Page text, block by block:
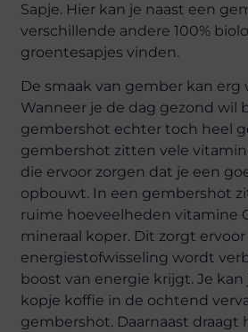
Sapje. Hier kan je naast een
verschillende andere 100%
groentesapjes vinden.
De smaak van gember kan erg
Wanneer je de dag gezond wil
gembershot echter toch heel
gembershot zitten vele
die ervoor zorgen dat je een
opbouwt. In een gembershot
ruime hoeveelheden vitamine
mineraal koper. Dit zorgt
energiestofwisseling wordt
boost van energie krijgt. Je kan
kopje koffie in de ochtend
gembershot. Daarnaast draagt